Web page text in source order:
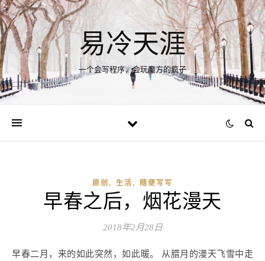
易冷天涯
一个会写程序，会玩魔方的疯子
原创 , 生活, 随便写写
早春之后，烟花漫天
2018年2月28日
早春二月，来的如此突然，如此暖。 从腊月的漫天飞雪中走